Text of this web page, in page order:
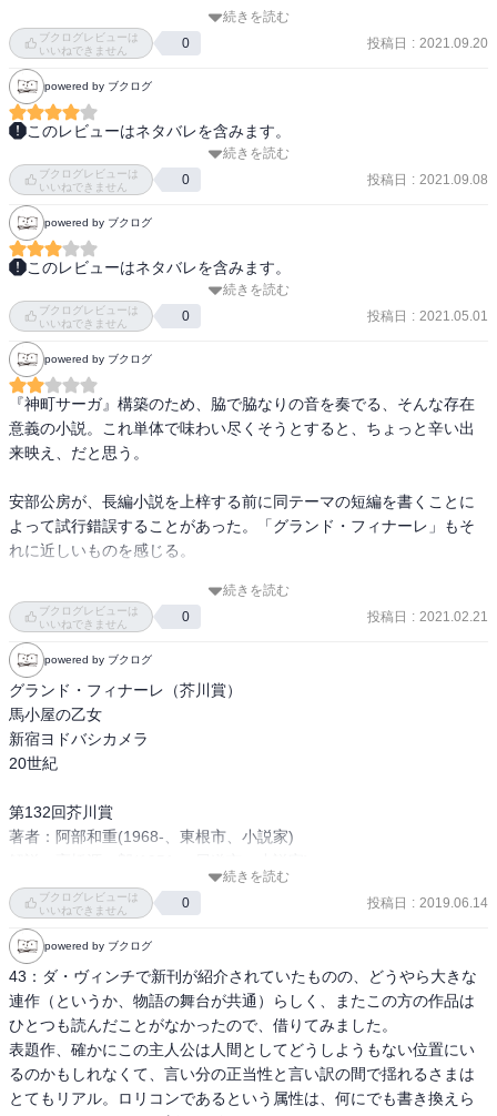
チー・シェップの「Quiet Dawn」は危なっかしい少女のヴォーカル
が心をすごく不穏にさせます。
くれぐれも、この曲を聴きながら「グランド・フィナーレ」を読ま
ないように。
おかしくなります。
らしていけば何もかも忘れ去られるんだろうけど
古典的メロドラマ
デジタルの象を守るあまり変え難い現実を手放す羽目になった後悔
を抱く
都市化の推進とは一方で、新市街地の周囲に無数の小さな田舎を同
時に生み出してゆく
素寒貧
少々てれ気味に腹を立てていた
わたしの中に巣食うナルシシステイックなセンチメンタリズム
無責任を玩味しながら孤独に酔っていたかったのだ。完全から孤独
を恐れながら
子供たちの社会は、大人のそれよりも遥かに人間関係の変化に富ん
でおり、濃密な時間が流れているものだ。
死にゆくものから託されたねがいは、それを受け止めたものに対し
て絶対的な命令のごとき強制力を及ぼしてしまう
貫徹は美徳
イエローベースの春の肌色
ブルーベースの冬の肌色
素性もわからぬものに対してこうもあっさり明け透けになれるの
は、きっと本心ではそれなりに不満が鬱積しており、自身の現状に
ついてだれでもいいから話して聞かせてみたかったのだろう
しんじゅくよどばしかめら
新宿のなにもかもが鬱陶しく、わたしたちを逆説的に惹きつけてや
まない。
渋谷＝どこもかしこも広告の一部として存在するだけであって、た
だ消費者のみが交通を許される
新宿＝人情味の排除＝ヨドバシの罪
姿見ずを克服するためにカメラは、あえて「淀」の中へレンズを向
20世紀
ダゲレオタイプの登場により、存在という概念が明確化。観測可能
なものだけが存在。
心霊写真がいい例
人間が観測技術よってしか存在を認めなくなると、無神論が蔓延
る。そのため神は存在の刻印を世界中に残し続ける。
良かった。阿部小説は文体にかなり特徴があるらしい。とある芥川
賞作家は、この作品についてこう書いていた。「多くの読者は疲れ
るだろう」と。だけどグランドフィナーレを読み終えた直後の感想
は「普通に読めるし面白い」だった。
続きを読む
ブクログレビューは
いいねできません
0 投稿日 : 2021.09.20
powered by ブクログ
このレビューはネタバレを含みます。
度し難いクズのお話。なにかおかしいと読み進めると、徐々に明ら
かにされるクズのクズたる由縁がおもしろかった。最後はなー、き
っとこの主人公は変わらないだろうなとも読めて、評判悪いのもわ
かるが個人的にはかなり読ませる小説で面白かったです。この2ヶ月
くらい、芥川賞受賞作を10作近く読んだけれど、『推し燃ゆ』の次
くらいに面白かった。
続きを読む
ブクログレビューは
いいねできません
0 投稿日 : 2021.09.08
powered by ブクログ
このレビューはネタバレを含みます。
現代を描いたものはすべて『コンビニ人間』と比較してしまう。
取って付けたような犯罪歴や自殺の匂わせなどは『コンビニ人間』
と比べると「人間が描けていない」と思えてしまう。
続きを読む
ブクログレビューは
いいねできません
0 投稿日 : 2021.05.01
powered by ブクログ
『神町サーガ』構築のため、脇で脇なりの音を奏でる、そんな存在
意義の小説。これ単体で味わい尽くそうとすると、ちょっと辛い出
来映え、だと思う。
安部公房が、長編小説を上梓する前に同テーマの短編を書くことに
よって試行錯誤することがあった。「グランド・フィナーレ」もそ
れに近しいものを感じる。
個人的な好みでいえば芥川賞受賞作の表題作よりも「新宿　ヨドバ
シカメラ」のほうが馬鹿らしさの振り幅が大きくて好き。
続きを読む
ブクログレビューは
いいねできません
0 投稿日 : 2021.02.21
powered by ブクログ
グランド・フィナーレ（芥川賞）
馬小屋の乙女
新宿ヨドバシカメラ
20世紀
第132回芥川賞
著者：阿部和重(1968-、東根市、小説家)
続きを読む
ブクログレビューは
いいねできません
0 投稿日 : 2019.06.14
powered by ブクログ
43：ダ・ヴィンチで新刊が紹介されていたものの、どうやら大きな
連作（というか、物語の舞台が共通）らしく、またこの方の作品は
ひとつも読んだことがなかったので、借りてみました。
表題作、確かにこの主人公は人間としてどうしようもない位置にい
るのかもしれなくて、言い分の正当性と言い訳の間で揺れるさまは
とてもリアル。ロリコンであるという属性は、何にでも書き換えら